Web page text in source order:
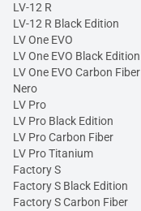
LV-12 R
LV-12 R Black Edition
LV One EVO
LV One EVO Black Edition
LV One EVO Carbon Fiber
Nero
LV Pro
LV Pro Black Edition
LV Pro Carbon Fiber
LV Pro Titanium
Factory S
Factory S Black Edition
Factory S Carbon Fiber